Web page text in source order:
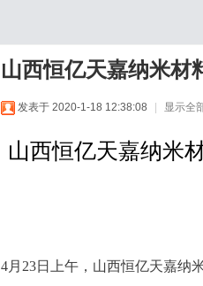
山西恒亿天嘉纳米材
发表于 2020-1-18 12:38:08 显示全
山西恒亿天嘉
4月23日上午，山西恒亿天嘉纳